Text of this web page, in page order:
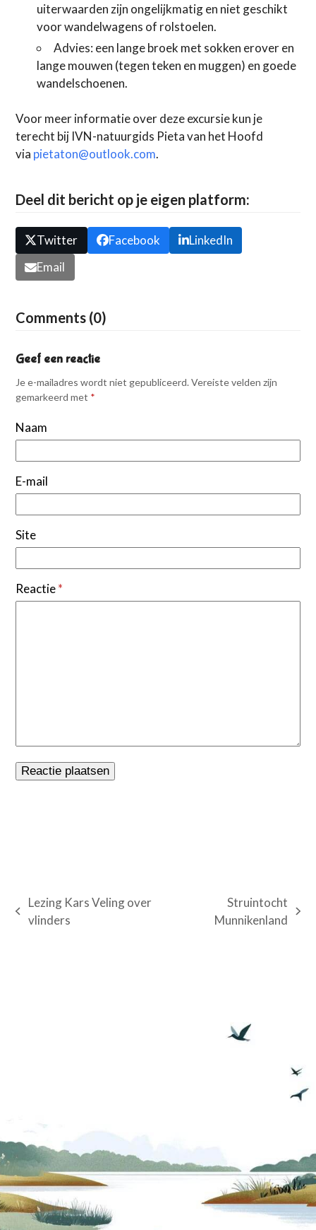
uiterwaarden zijn ongelijkmatig en niet geschikt
voor wandelwagens of rolstoelen.
Advies: een lange broek met sokken erover en
lange mouwen (tegen teken en muggen) en goede
wandelschoenen.
Voor meer informatie over deze excursie kun je
terecht bij IVN-natuurgids Pieta van het Hoofd
via pietaton@outlook.com.
Deel dit bericht op je eigen platform:
Twitter Facebook
LinkedIn
Email
Comments (0)
Geef een reactie
Je e-mailadres wordt niet gepubliceerd. Vereiste velden zijn
gemarkeerd met *
Naam
E-mail
Site
Reactie*
previous
Lezing Kars Veling over
vlinders
Struintocht
Munnikenland